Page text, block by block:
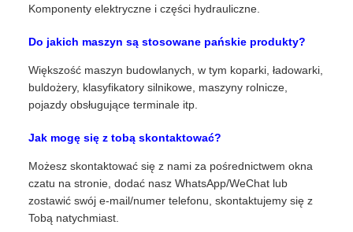
Komponenty elektryczne i części hydrauliczne.
Do jakich maszyn są stosowane pańskie produkty?
Większość maszyn budowlanych, w tym koparki, ładowarki,
buldożery, klasyfikatory silnikowe, maszyny rolnicze,
pojazdy obsługujące terminale itp.
Jak mogę się z tobą skontaktować?
Możesz skontaktować się z nami za pośrednictwem okna
czatu na stronie, dodać nasz WhatsApp/WeChat lub
zostawić swój e-mail/numer telefonu, skontaktujemy się z
Tobą natychmiast.